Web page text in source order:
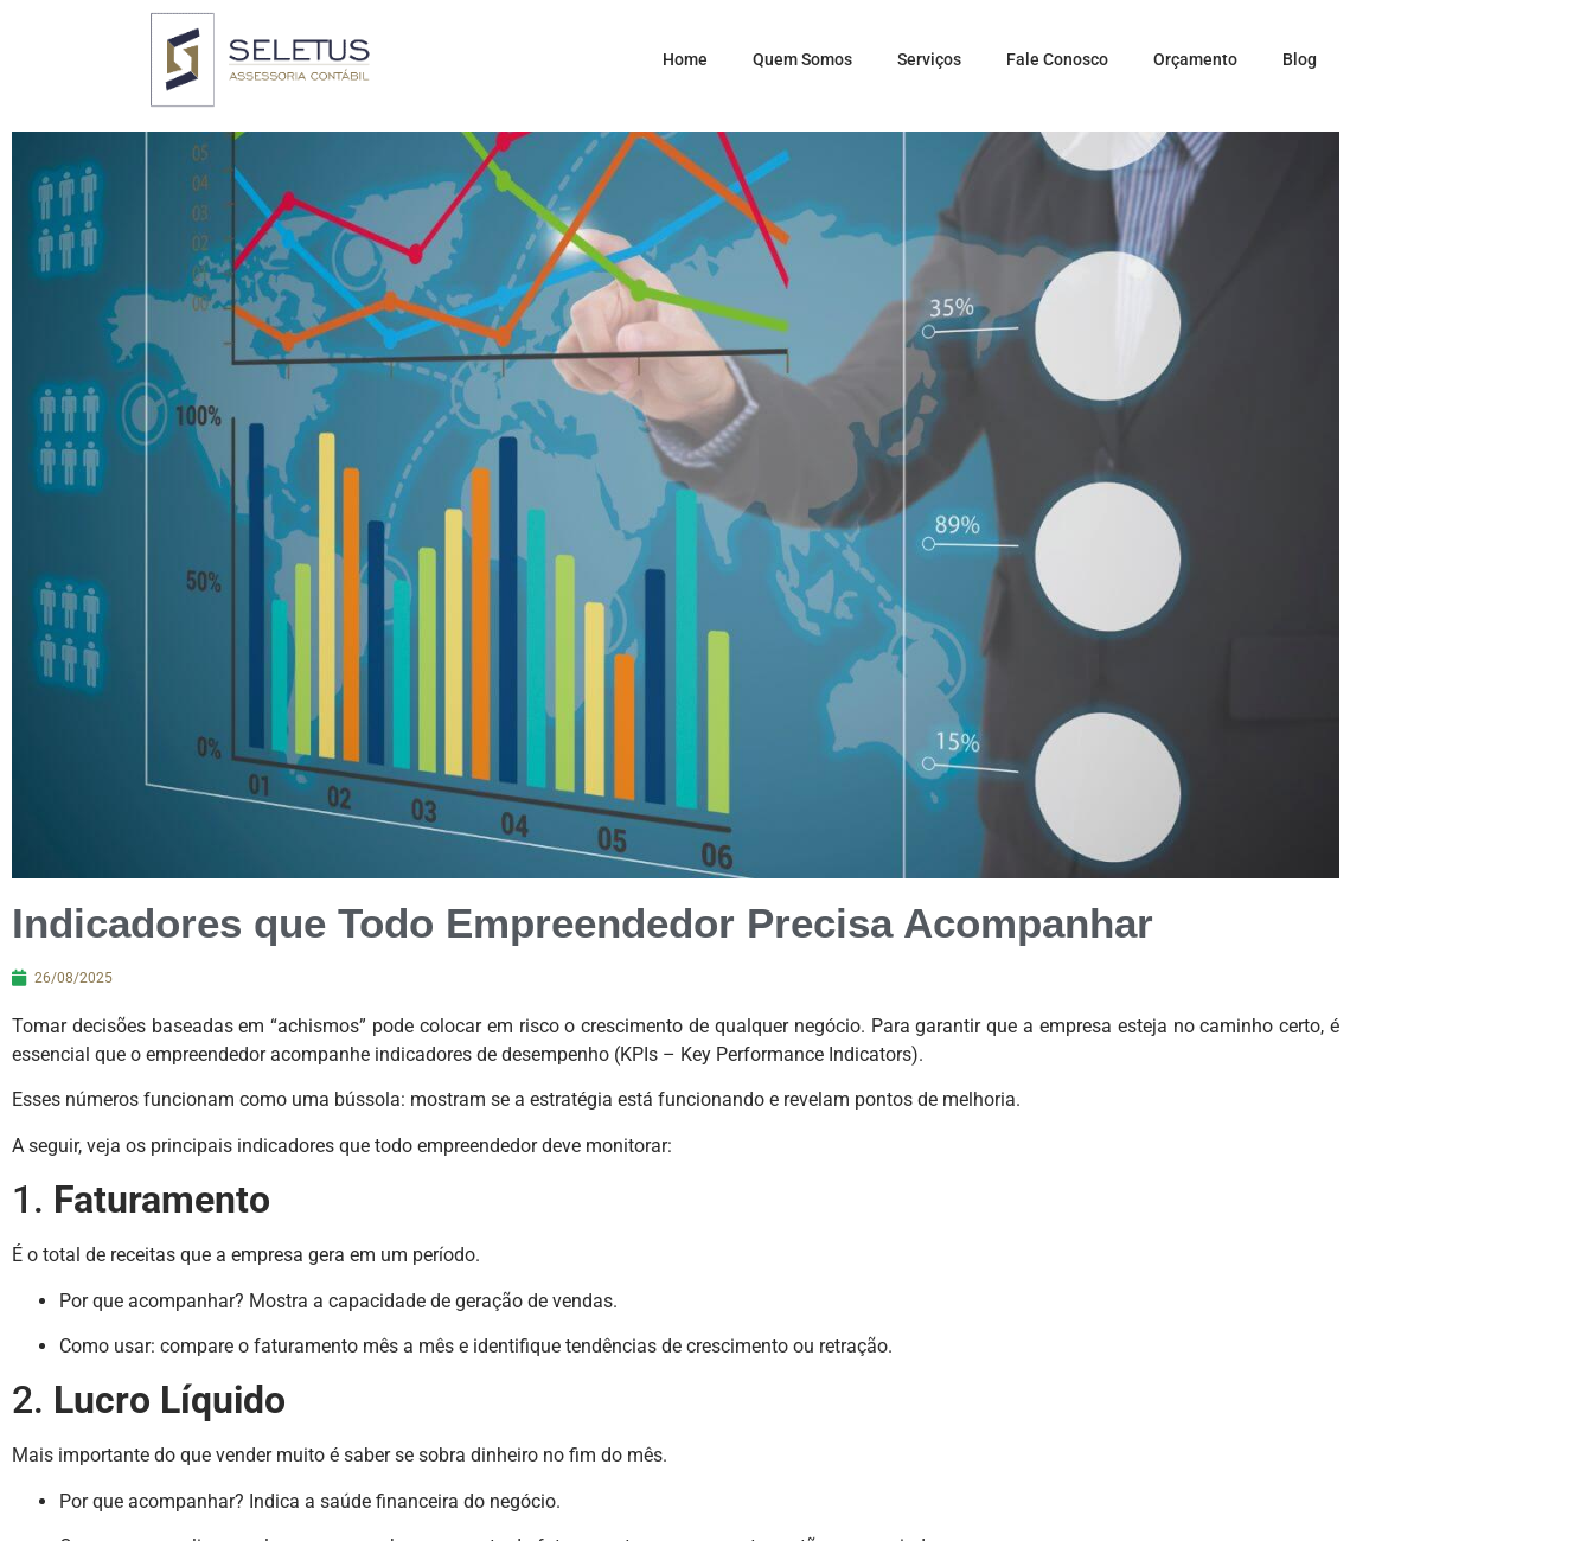
Home Quem Somos Serviços Fale Conosco Orçamento Blog
Indicadores que Todo Empreendedor Precisa Acompanhar
26/08/2025
Tomar decisões baseadas em “achismos” pode colocar em risco o crescimento de qualquer negócio. Para garantir que a empresa esteja no caminho certo, é
essencial que o empreendedor acompanhe indicadores de desempenho (KPIs – Key Performance Indicators).
Esses números funcionam como uma bússola: mostram se a estratégia está funcionando e revelam pontos de melhoria.
A seguir, veja os principais indicadores que todo empreendedor deve monitorar:
1. Faturamento
É o total de receitas que a empresa gera em um período.
Por que acompanhar? Mostra a capacidade de geração de vendas.
Como usar: compare o faturamento mês a mês e identifique tendências de crescimento ou retração.
2. Lucro Líquido
Mais importante do que vender muito é saber se sobra dinheiro no fim do mês.
Por que acompanhar? Indica a saúde financeira do negócio.